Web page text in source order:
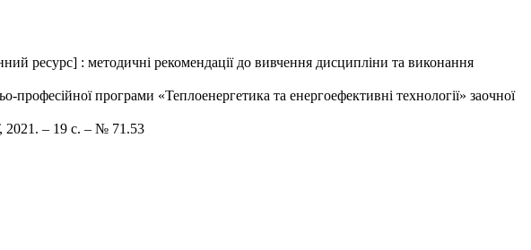
ресурс] : методичні рекомендації до вивчення дисципліни та виконання
професійної програми «Теплоенергетика та енергоефективні технології» заочної
2021. – 19 с. – № 71.53